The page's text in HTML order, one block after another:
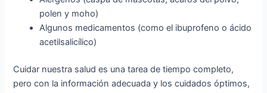
polen y moho)
Algunos medicamentos (como el ibuprofeno o ácido
acetilsalicílico)
Cuidar nuestra salud es una tarea de tiempo completo,
pero con la información adecuada y los cuidados óptimos,